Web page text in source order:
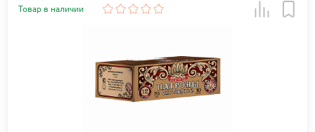
Товар в наличии